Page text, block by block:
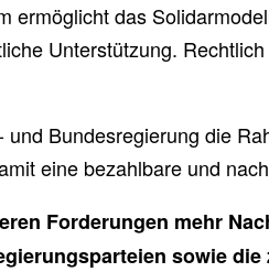
ermöglicht das
Unterstützung.
Bundesregierung die
eine bezahlbare und
Forderungen mehr
sowie